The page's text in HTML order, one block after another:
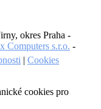
okres Praha -
Computers s.r.o. -
| Cookies
cookies pro